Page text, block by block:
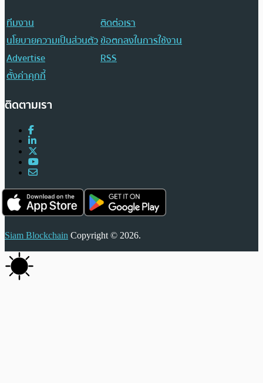
ทีมงาน
ติดต่อเรา
นโยบายความเป็นส่วนตัวข้อตกลงในการใช้งาน
Advertise
RSS
ตั้งค่าคุกกี้
ติดตามเรา
Siam Blockchain Copyright © 2026.